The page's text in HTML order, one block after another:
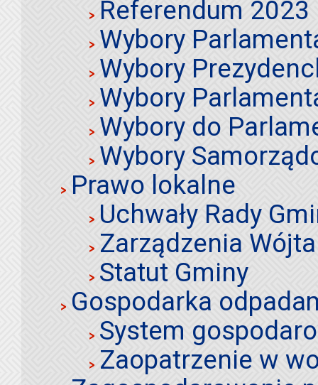
Referendum 2023
Wybory
Wybory
Wybory
Wybory do
Wybory
Prawo lokalne
Uchwały Rady
Zarządzenia Wójta
Statut Gminy
Gospodarka
System
Zaopatrzenie w